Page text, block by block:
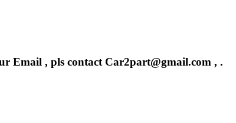
Email , pls contact Car2part@gmail.com , .